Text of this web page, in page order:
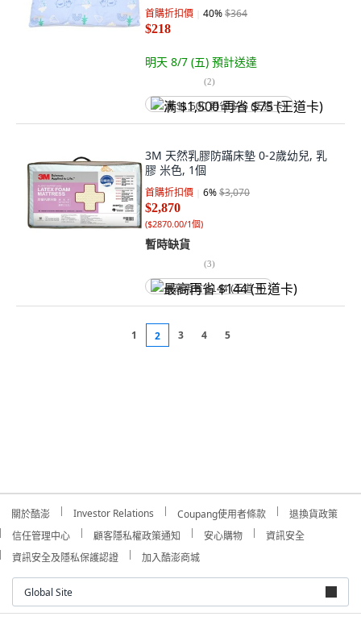
首購折扣價 40%$364
$218
明天 8/7 (五) 預計送達
(2)
满 $1,500 再省 $75 (王道卡)
3M 天然乳膠防蹣床墊 0-2歲幼兒, 乳
膠 米色, 1個
首購折扣價 6%$3,070
$2,870
($2870.00/1個)
暫時缺貨
(3)
最高再省 $144 (王道卡)
1 2 3 4 5
關於酷澎 Investor Relations Coupang使用者條款
退換貨政策
信任管理中心
顧客隱私權政策通知 安心購物
資訊安全
資訊安全及隱私保護認證
加入酷澎商城
Global Site